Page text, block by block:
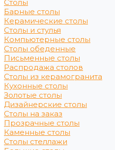
Столы
Барные столы
Керамические столы
Столы и стулья
Компьютерные столы
Столы обеденные
Письменные столы
Распродажа столов
Столы из керамогранита
Кухонные столы
Золотые столы
Дизайнерские столы
Столы на заказ
Прозрачные столы
Каменные столы
Столы стеллажи